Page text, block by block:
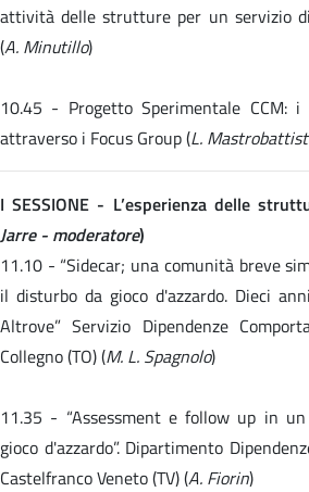
attività delle strutture per un servizio
(A. Minutillo)
10.45 - Progetto Sperimentale
attraverso i Focus Group (L.
I SESSIONE - L’esperienza delle
Jarre - moderatore)
11.10 - “Sidecar; una comunità breve
il disturbo da gioco d'azzardo. Dieci
Altrove” Servizio Dipendenze
Collegno (TO) (M. L. Spagnolo)
11.35 - “Assessment e follow up in
gioco d'azzardo”. Dipartimento
Castelfranco Veneto (TV) (A. Fiorin)